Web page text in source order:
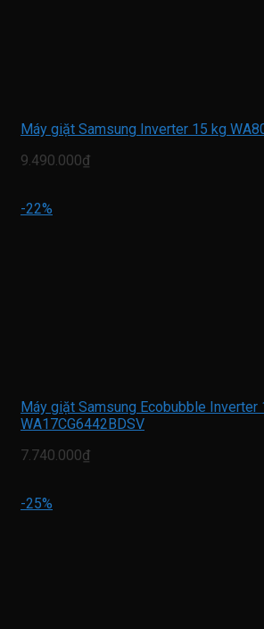
Máy giặt Samsung Inverter 15 kg
9.490.000₫
-22%
Máy giặt Samsung Ecobubble Inverter
WA17CG6442BDSV
7.740.000₫
-25%